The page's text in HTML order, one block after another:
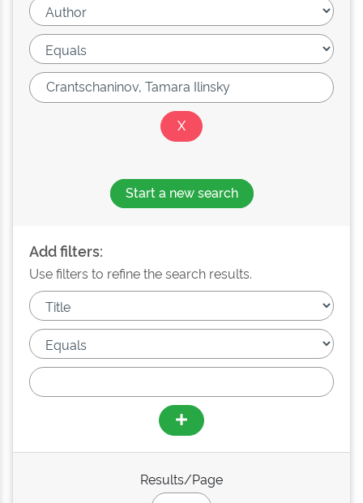
Start a new search
Add filters:
Use filters to refine the search results.
Results/Page